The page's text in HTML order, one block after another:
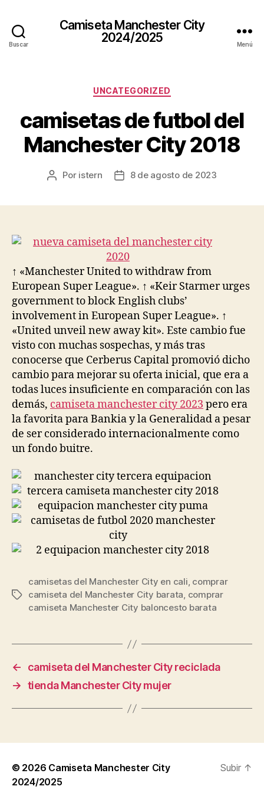
Buscar
Camiseta Manchester City
2024/2025
Menú
Categorías
UNCATEGORIZED
camisetas de futbol del
Manchester City 2018
Autor
Por istern
Fecha8 de agosto de 2023
↑ «Manchester United to withdraw from
European Super League». ↑ «Keir Starmer urges
government to block English clubs’
involvement in European Super League». ↑
«United unveil new away kit». Este cambio fue
visto con muchas sospechas, y más tras
conocerse que Cerberus Capital promovió dicho
cambio para mejorar su oferta inicial, que era a
todas luces insuficiente en comparación con las
demás, camiseta manchester city 2023 pero era
la favorita para Bankia y la Generalidad a pesar
de ser considerado internacionalmente como
un fondo buitre.
Etiquetas
camisetas del Manchester City en cali, comprar
camiseta del Manchester City barata, comprar
camiseta Manchester City baloncesto barata
←
camiseta del Manchester City reciclada
→ tienda Manchester City mujer
© 2026 Camiseta Manchester City
2024/2025
Subir ↑